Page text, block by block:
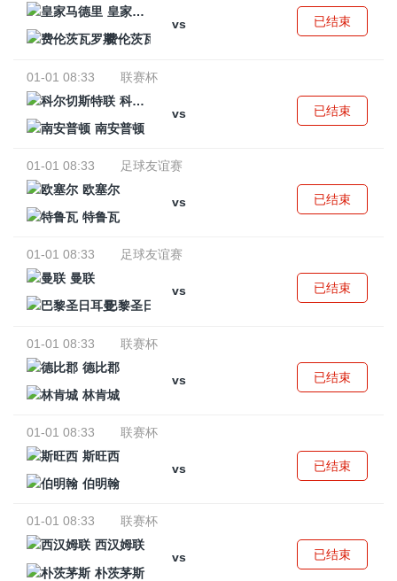
皇家马德里
vs
费伦茨瓦罗斯
已结束
01-01 08:33
联赛杯
科尔切斯特联
vs
南安普顿
已结束
01-01 08:33
足球友谊赛
欧塞尔
vs
特鲁瓦
已结束
01-01 08:33
足球友谊赛
曼联
vs
巴黎圣日耳曼
已结束
01-01 08:33
联赛杯
德比郡
vs
林肯城
已结束
01-01 08:33
联赛杯
斯旺西
vs
伯明翰
已结束
01-01 08:33
联赛杯
西汉姆联
vs
朴茨茅斯
已结束